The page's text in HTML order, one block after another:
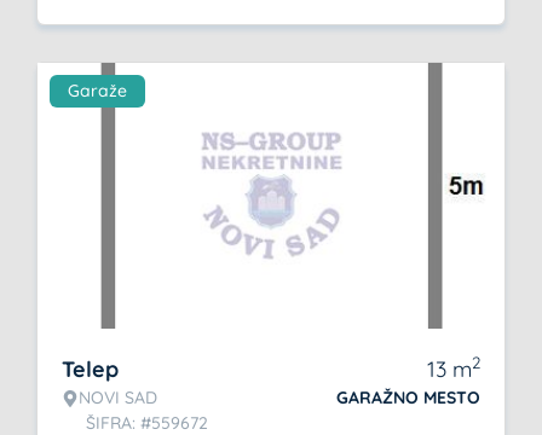
Garaže
Telep
NOVI SAD
ŠIFRA: #559672
13 m2
GARAŽNO MESTO